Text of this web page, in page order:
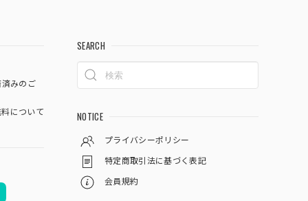
みのご
について
SEARCH
NOTICE
プライバシーポリシー
特定商取引法に基づく表記
会員規約